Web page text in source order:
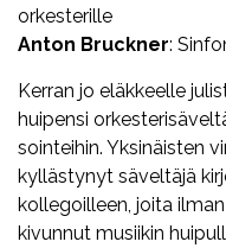
orkesterille
Anton Bruckner:
Kerran jo eläkkeelle
huipensi
sointeihin. Yksinäisten
kyllästynyt säveltäjä
kollegoilleen, joita
kivunnut musiikin